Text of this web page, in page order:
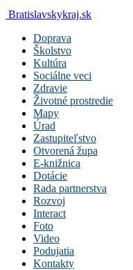
Bratislavskykraj.sk
Doprava
Školstvo
Kultúra
Sociálne veci
Zdravie
Životné prostredie
Mapy
Úrad
Zastupiteľstvo
Otvorená župa
E-knižnica
Dotácie
Rada partnerstva
Rozvoj
Interact
Foto
Video
Podujatia
Kontakty